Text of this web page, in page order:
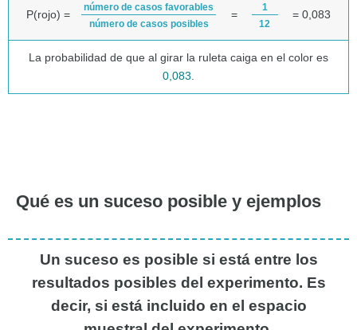
P(rojo) =
número de casos favorables
número de casos posibles
=
1
12
= 0,083
La probabilidad de que al girar la ruleta caiga en el color es
0,083
Qué es un suceso posible y ejemplos
Un suceso es posible si está entre los
resultados posibles del experimento. Es
decir, si está incluido en el espacio